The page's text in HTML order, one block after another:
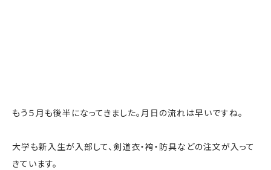
もう５月も後半になってきました。月日の流れは早いですね。
大学も新入生が入部して、剣道衣・袴・防具などの注文が入って
きています。